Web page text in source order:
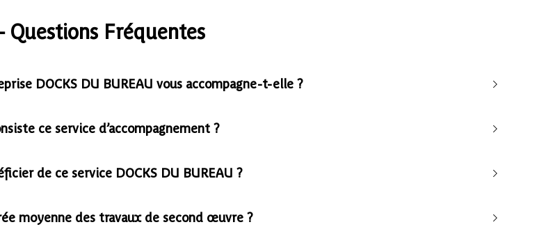
Questions Fréquentes
DOCKS DU BUREAU vous accompagne-t-elle ?
ce service d’accompagnement ?
de ce service DOCKS DU BUREAU ?
moyenne des travaux de second œuvre ?